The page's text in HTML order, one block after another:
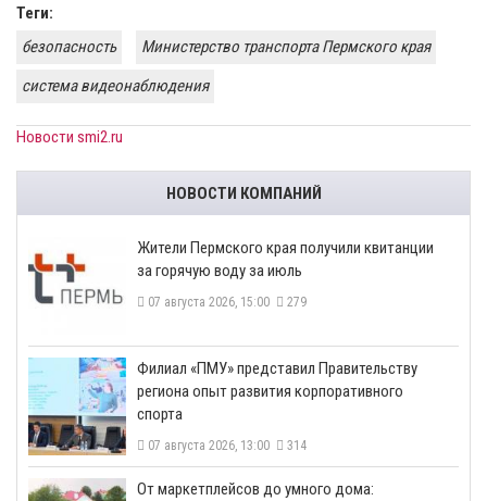
Теги:
безопасность
Министерство транспорта Пермского края
система видеонаблюдения
Новости smi2.ru
НОВОСТИ КОМПАНИЙ
​Жители Пермского края получили квитанции
за горячую воду за июль
07 августа 2026, 15:00 279
​Филиал «ПМУ» представил Правительству
региона опыт развития корпоративного
спорта
07 августа 2026, 13:00 314
От маркетплейсов до умного дома: